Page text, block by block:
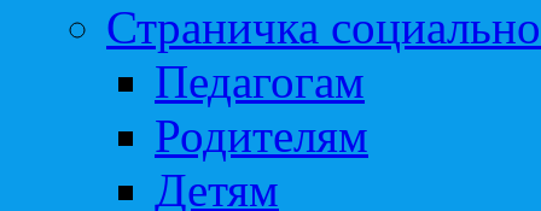
Страничка
Педагогам
Родителям
Детям